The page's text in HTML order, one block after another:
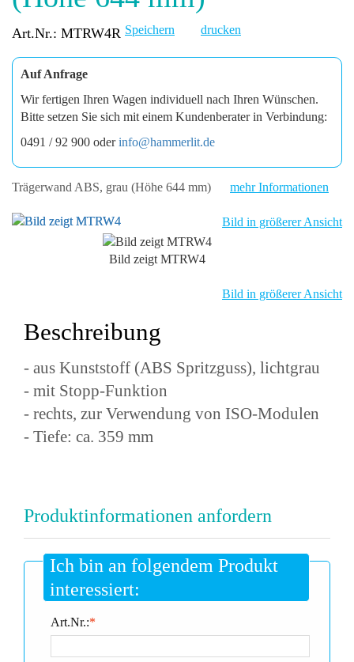
Art.Nr.: MTRW4R Speichern drucken
Auf Anfrage
Wir fertigen Ihren Wagen individuell nach Ihren Wünschen.
Bitte setzen Sie sich mit einem Kundenberater in Verbindung:
0491 / 92 900 oderinfo@hammerlit.de
Trägerwand ABS, grau (Höhe 644 mm) mehr Informationen
Bild in größerer Ansicht
Bild zeigt MTRW4
Bild in größerer Ansicht
Beschreibung
- aus Kunststoff (ABS Spritzguss), lichtgrau
- mit Stopp-Funktion
- rechts, zur Verwendung von ISO-Modulen
- Tiefe: ca. 359 mm
Produktinformationen anfordern
Ich bin an folgendem Produkt
interessiert:
*
Art.Nr.: